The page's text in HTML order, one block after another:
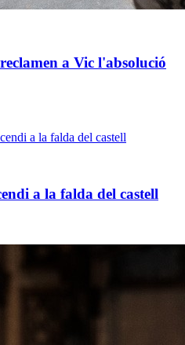
a Vic l'absolució
a la falda del castell